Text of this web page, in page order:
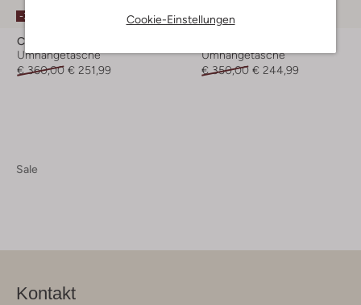
Cookie-Einstellungen
-30%
Coccinelle
Umhängetasche
€ 360,00 € 251,99
-30%
Umhängetasche
€ 350,00 € 244,99
Sale
Kontakt